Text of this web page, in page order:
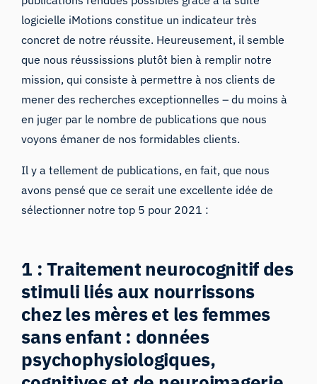
logicielle iMotions constitue un indicateur très
concret de notre réussite. Heureusement, il semble
que nous réussissions plutôt bien à remplir notre
mission, qui consiste à permettre à nos clients de
mener des recherches exceptionnelles – du moins à
en juger par le nombre de publications que nous
voyons émaner de nos formidables clients.
Il y a tellement de publications, en fait, que nous
avons pensé que ce serait une excellente idée de
sélectionner notre top 5 pour 2021 :
1 : Traitement neurocognitif des
stimuli liés aux nourrissons
chez les mères et les femmes
sans enfant : données
psychophysiologiques,